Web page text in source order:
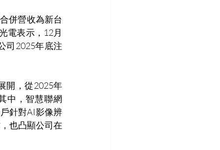
併營收為新台
電表示，12月
司2025年底注
開，從2025年
中，智慧聯網
針對AI影像辨
也凸顯公司在